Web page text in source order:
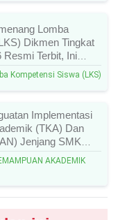
Lomba
Dikmen Tingkat
Resmi Terbit, Ini
Juara Dan Peraih
Kompetensi Siswa (LKS)
Implementasi
(TKA) Dan
Jenjang SMK
Materi, Dan Link
AKADEMIK